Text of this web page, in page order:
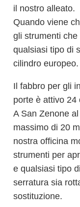
il nostro alleato.
Quando viene
gli strumenti
qualsiasi tipo di
cilindro europeo.
Il fabbro per gli
porte è attivo 24
A San Zenone
massimo di 20
nostra officina
strumenti per
e qualsiasi tipo
serratura sia
sostituzione.